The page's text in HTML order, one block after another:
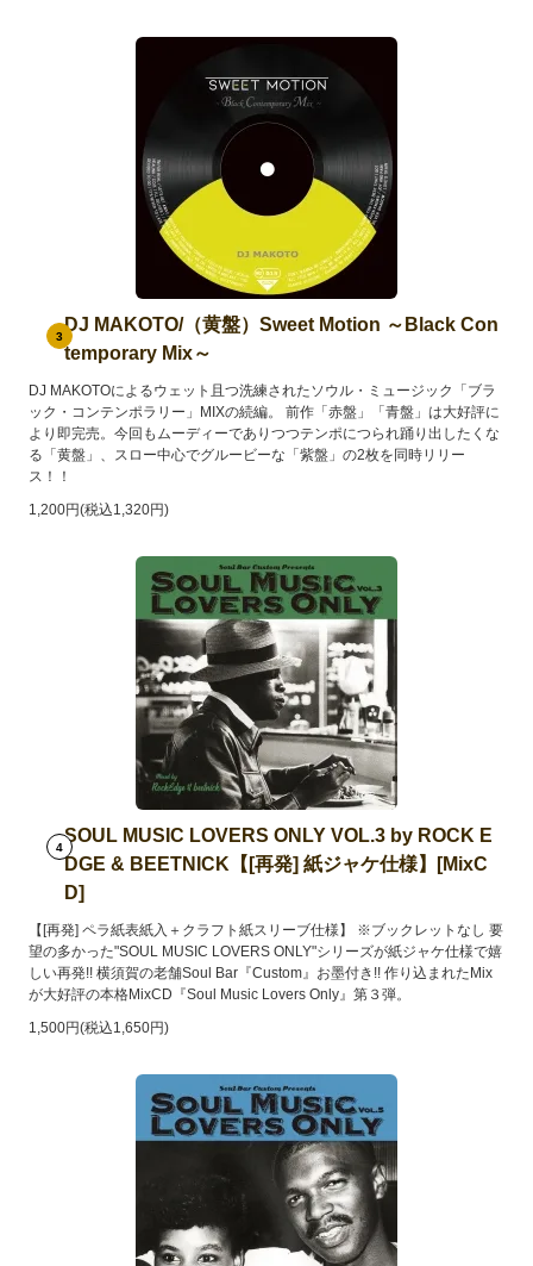
3
DJ MAKOTO/（黄盤）Sweet Motion ～Black Con
temporary Mix～
DJ MAKOTOによるウェット且つ洗練されたソウル・ミュージック「ブラ
ック・コンテンポラリー」MIXの続編。 前作「赤盤」「青盤」は大好評に
より即完売。今回もムーディーでありつつテンポにつられ踊り出したくな
る「黄盤」、スロー中心でグルービーな「紫盤」の2枚を同時リリー
ス！！
1,200円(税込1,320円)
4
SOUL MUSIC LOVERS ONLY VOL.3 by ROCK E
DGE & BEETNICK【[再発] 紙ジャケ仕様】[MixC
D]
【[再発] ペラ紙表紙入＋クラフト紙スリーブ仕様】 ※ブックレットなし 要
望の多かった"SOUL MUSIC LOVERS ONLY"シリーズが紙ジャケ仕様で嬉
しい再発!! 横須賀の老舗Soul Bar『Custom』お墨付き!! 作り込まれたMix
が大好評の本格MixCD『Soul Music Lovers Only』第３弾。
1,500円(税込1,650円)